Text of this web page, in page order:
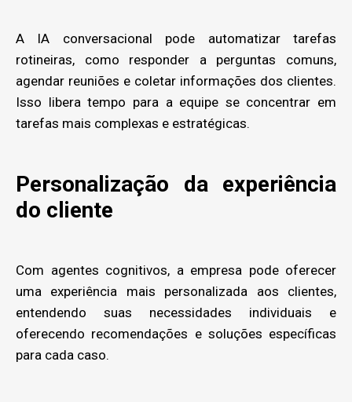
A IA conversacional pode automatizar tarefas
rotineiras, como responder a perguntas comuns,
agendar reuniões e coletar informações dos clientes.
Isso libera tempo para a equipe se concentrar em
tarefas mais complexas e estratégicas.
Personalização da experiência
do cliente
Com agentes cognitivos, a empresa pode oferecer
uma experiência mais personalizada aos clientes,
entendendo suas necessidades individuais e
oferecendo recomendações e soluções específicas
para cada caso.